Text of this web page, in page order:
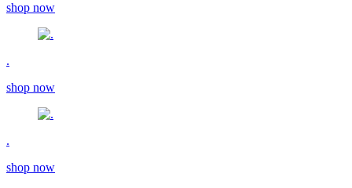
shop now
.
shop now
.
shop now